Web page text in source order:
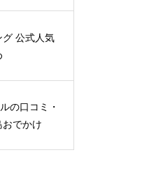
公式人気
の口コミ・
でかけ